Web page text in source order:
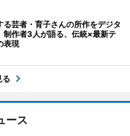
る芸者・育子さんの所作をデジタ
作者3人が語る、伝統×最新テ
表現
る
ース